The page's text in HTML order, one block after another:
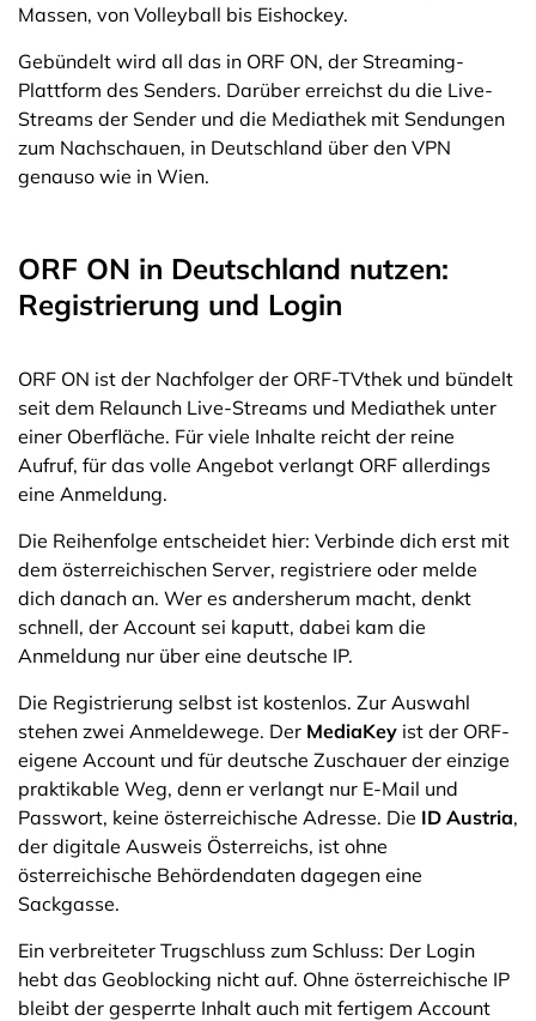
Massen, von Volleyball bis Eishockey.
Gebündelt wird all das in ORF ON, der Streaming-
Plattform des Senders. Darüber erreichst du die Live-
Streams der Sender und die Mediathek mit Sendungen
zum Nachschauen, in Deutschland über den VPN
genauso wie in Wien.
ORF ON in Deutschland nutzen:
Registrierung und Login
ORF ON ist der Nachfolger der ORF-TVthek und bündelt
seit dem Relaunch Live-Streams und Mediathek unter
einer Oberfläche. Für viele Inhalte reicht der reine
Aufruf, für das volle Angebot verlangt ORF allerdings
eine Anmeldung.
Die Reihenfolge entscheidet hier: Verbinde dich erst mit
dem österreichischen Server, registriere oder melde
dich danach an. Wer es andersherum macht, denkt
schnell, der Account sei kaputt, dabei kam die
Anmeldung nur über eine deutsche IP.
Die Registrierung selbst ist kostenlos. Zur Auswahl
stehen zwei Anmeldewege. Der MediaKey ist der ORF-
eigene Account und für deutsche Zuschauer der einzige
praktikable Weg, denn er verlangt nur E-Mail und
Passwort, keine österreichische Adresse. Die ID Austria,
der digitale Ausweis Österreichs, ist ohne
österreichische Behördendaten dagegen eine
Sackgasse.
Ein verbreiteter Trugschluss zum Schluss: Der Login
hebt das Geoblocking nicht auf. Ohne österreichische IP
bleibt der gesperrte Inhalt auch mit fertigem Account